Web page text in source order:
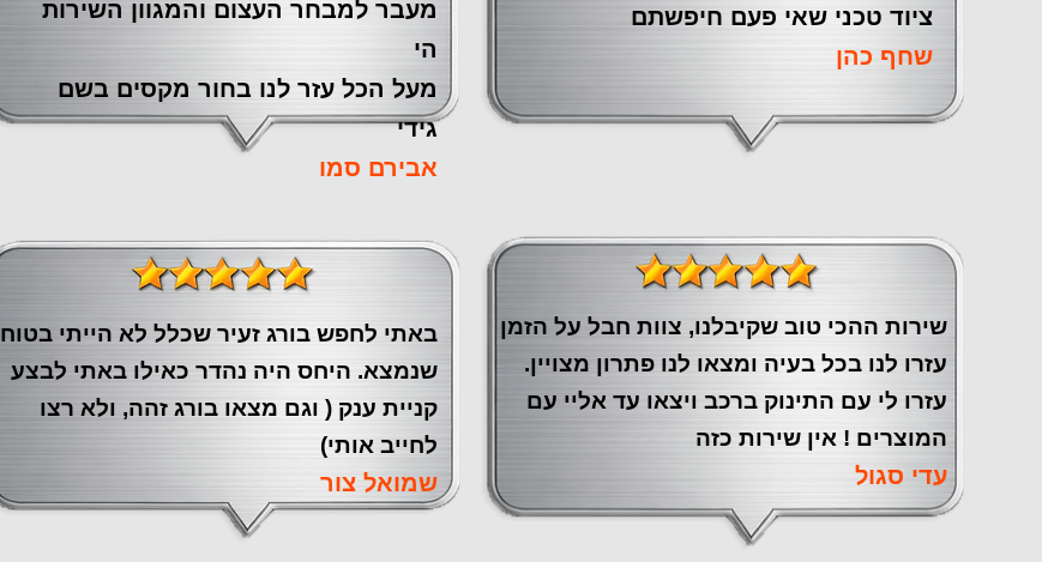
‏מעבר ‏למבחר העצום והמגוון השירות
הי
מעל הכל עזר לנו ‏בחור מקסים בשם
גידי
אבירם סמו
ציוד טכני שאי פעם חיפשתם
שחף כהן
שירות ההכי טוב שקיבלנו, צוות חבל על הזמן
עזרו לנו בכל בעיה ומצאו לנו פתרון מצויין.
עזרו לי עם התינוק ברכב ויצאו עד אליי עם
המוצרים ! אין שירות כזה
עדי סגול
באתי לחפש בורג זעיר שכלל לא הייתי בטוח
שנמצא. היחס היה נהדר כאילו באתי לבצע
קניית ענק ( וגם מצאו בורג זהה, ולא רצו
לחייב אותי)
שמואל צור